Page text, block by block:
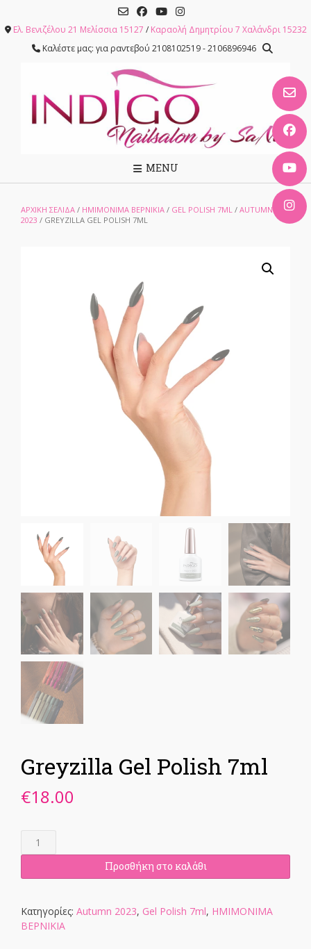
content
Ελ. Βενιζέλου 21 Μελίσσια 15127 / Καραολή Δημητρίου 7 Χαλάνδρι 15232
Καλέστε μας: για ραντεβού 2108102519 - 2106896946
MENU
ΑΡΧΙΚΉ ΣΕΛΊΔΑ / ΗΜΙΜΟΝΙΜΑ ΒΕΡΝΙΚΙΑ / GEL POLISH 7ML / AUTUMN
2023 / GREYZILLA GEL POLISH 7ML
Greyzilla Gel Polish 7ml
€18.00
Greyzilla
7ml
Προσθήκη στο καλάθι
Κατηγορίες: Autumn 2023, Gel Polish 7ml, ΗΜΙΜΟΝΙΜΑ
ΒΕΡΝΙΚΙΑ